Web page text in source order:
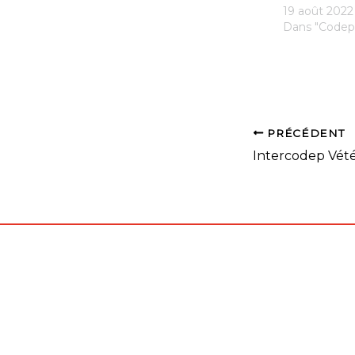
19 août 2022
Dans
PRÉCÉDENT
Intercodep